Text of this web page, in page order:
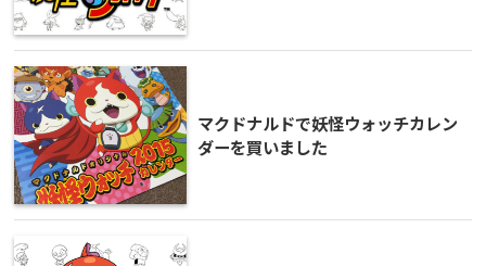
マクドナルドで妖怪ウォッチカレン
ダーを買いました